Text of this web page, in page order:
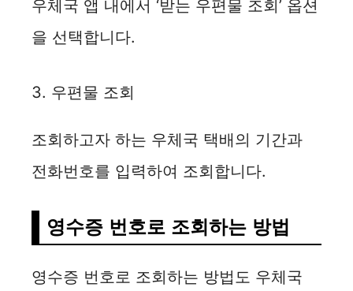
우체국 앱 내에서 ‘받는 우편물 조회’ 옵션
을 선택합니다.
3. 우편물 조회
조회하고자 하는 우체국 택배의 기간과
전화번호를 입력하여 조회합니다.
영수증 번호로 조회하는 방법
영수증 번호로 조회하는 방법도 우체국